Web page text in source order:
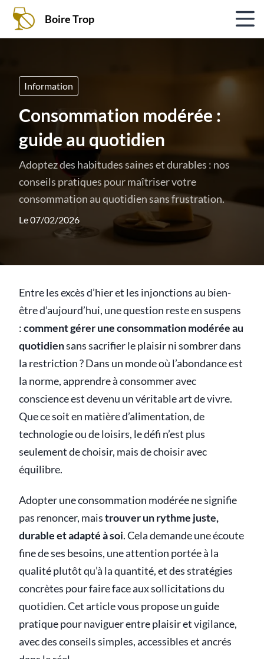
Boire Trop
Information
Consommation modérée :
guide au quotidien
Adoptez des habitudes saines et durables : nos
conseils pratiques pour maîtriser votre
consommation au quotidien sans frustration.
Le 07/02/2026
Entre les excès d’hier et les injonctions au bien-
être d’aujourd’hui, une question reste en suspens
:comment gérer une consommation modérée au
quotidiensans sacrifier le plaisir ni sombrer dans
la restriction ? Dans un monde où l’abondance est
la norme, apprendre à consommer avec
conscience est devenu un véritable art de vivre.
Que ce soit en matière d’alimentation, de
technologie ou de loisirs, le défi n’est plus
seulement de choisir, mais de choisir avec
équilibre.
Adopter une consommation modérée ne signifie
pas renoncer, maistrouver un rythme juste,
durable et adapté à soi. Cela demande une écoute
fine de ses besoins, une attention portée à la
qualité plutôt qu’à la quantité, et des stratégies
concrètes pour faire face aux sollicitations du
quotidien. Cet article vous propose un guide
pratique pour naviguer entre plaisir et vigilance,
avec des conseils simples, accessibles et ancrés